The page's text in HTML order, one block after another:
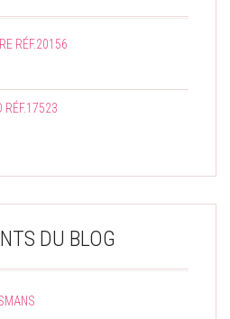
RÉF.20156
RÉF.17523
DU BLOG